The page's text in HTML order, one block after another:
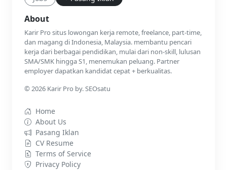
About
Karir Pro situs lowongan kerja remote, freelance, part-time,
dan magang di Indonesia, Malaysia. membantu pencari
kerja dari berbagai pendidikan, mulai dari non-skill, lulusan
SMA/SMK hingga S1, menemukan peluang. Partner
employer dapatkan kandidat cepat + berkualitas.
© 2026 Karir Pro by. SEOsatu
Home
About Us
Pasang Iklan
CV Resume
Terms of Service
Privacy Policy